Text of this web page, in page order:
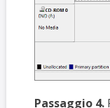
Passaggio 4.